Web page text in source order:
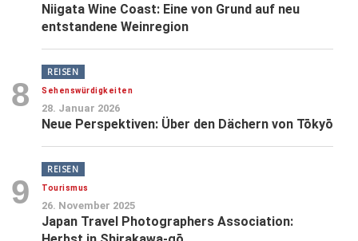
Niigata Wine Coast: Eine von Grund auf neu
entstandene Weinregion
8
REISEN
Sehenswürdigkeiten
28. Januar 2026
Neue Perspektiven: Über den Dächern von Tōkyō
9
REISEN
Tourismus
26. November 2025
Japan Travel Photographers Association: